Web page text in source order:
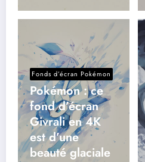
Fonds d’écran Pokémon
Pokémon : ce
fond d’écran
Givrali en 4K
est d’une
beauté glaciale